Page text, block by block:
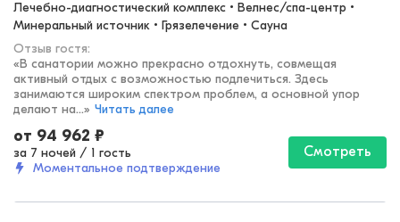
Лечебно-диагностический комплекс • Велнес/спа-центр •
Минеральный источник • Грязелечение • Сауна
Отзыв гостя:
«В санатории можно прекрасно отдохнуть, совмещая
активный отдых с возможностью подлечиться. Здесь
занимаются широким спектром проблем, а основной упор
делают на...» Читать далее
от 94 962 ₽
за 7 ночей / 1 гость
Моментальное подтверждение
Смотреть